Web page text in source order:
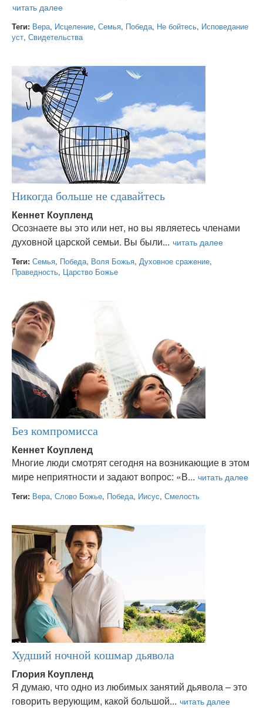
Теги: Вера, Исцеление, Семья, Победа, Не бойтесь, Исповедание
уст, Свидетельства
Никогда больше не сдавайтесь
Кеннет Коупленд
Осознаете вы это или нет, но вы являетесь членами
духовной царской семьи. Вы были...
Теги: Семья, Победа, Воля Божья, Духовное сражение,
Праведность, Царство Божье
Без компромисса
Кеннет Коупленд
Многие люди смотрят сегодня на возникающие в этом
мире неприятности и задают вопрос: «В...
Теги: Вера, Слово Божье, Победа, Иисус, Смелость
Худший ночной кошмар дьявола
Глория Коупленд
Я думаю, что одно из любимых занятий дьявола – это
говорить верующим, какой большой...